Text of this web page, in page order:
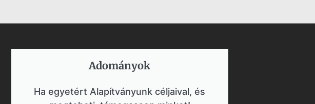
Adományok​
Ha egyetért Alapítványunk céljaival, és